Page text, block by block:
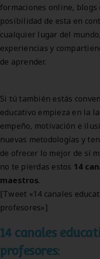
formaciones online, blogs
posibilidad de esta en
cualquier lugar del
experiencias y
de aprender.
Si tú también estás
educativo empieza en la
empeño, motivación e
nuevas metodologías y
de ofrecer lo mejor de sí
no te pierdas estos 14
maestros.
[Tweet «14 canales
profesores»]
14 canales
profesores: